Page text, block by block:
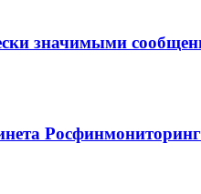
значимыми